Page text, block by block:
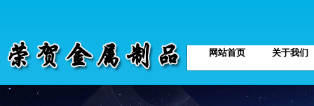
网站首页 关于我们